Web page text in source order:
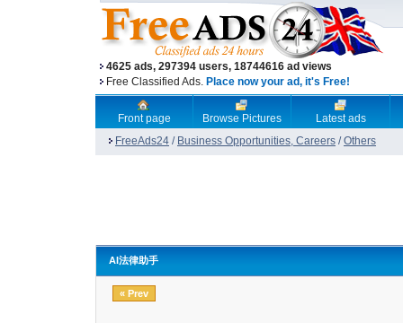
4625 ads, 297394 users, 18744616 ad views
Free Classified Ads. Place now your ad, it's Free!
Front page Browse Pictures
Latest ads
FreeAds24 / Business Opportunities, Careers /Others
AI法律助手
« Prev